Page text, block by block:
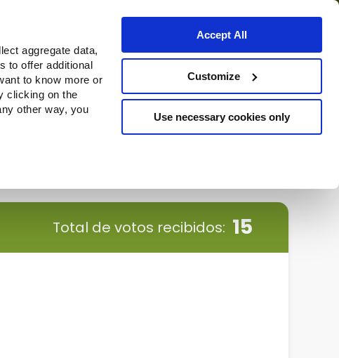
aggregate data,
to offer additional
to know more or
clicking on the
other way, you
Accept All
Customize
Use necessary cookies only
Dónde comprar
Total de votos recibidos: 15